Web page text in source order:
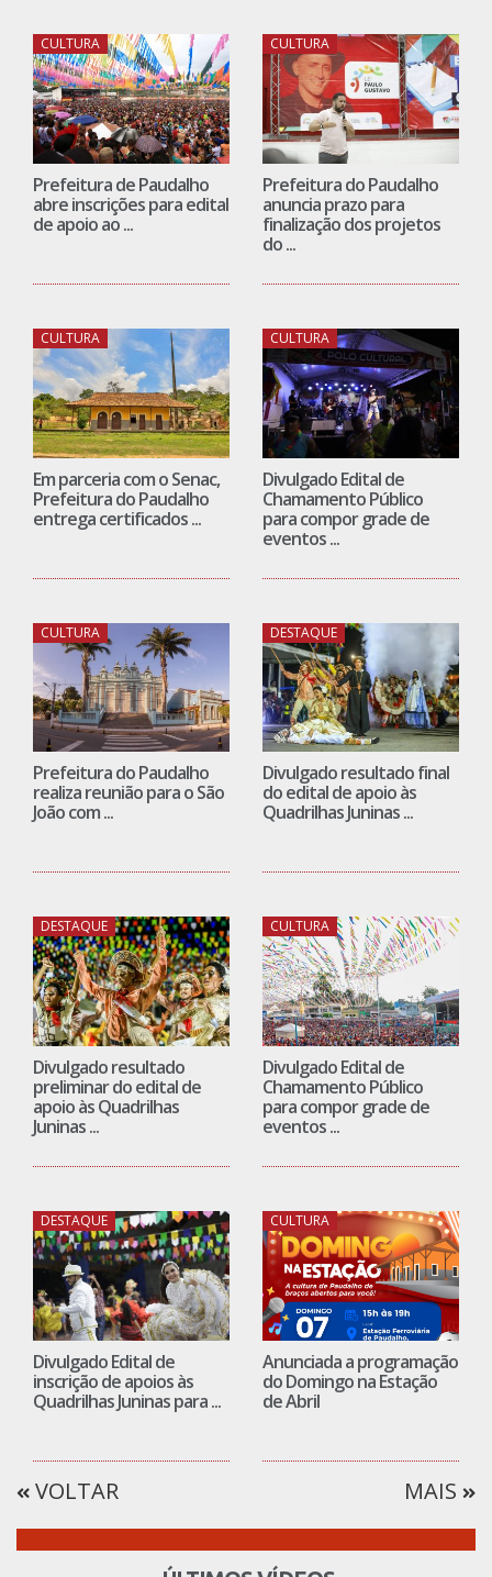
CULTURA
Prefeitura de Paudalho
abre inscrições para edital
de apoio ao ...
CULTURA
Prefeitura do Paudalho
anuncia prazo para
finalização dos projetos
do ...
CULTURA
Em parceria com o Senac,
Prefeitura do Paudalho
entrega certificados ...
CULTURA
Divulgado Edital de
Chamamento Público
para compor grade de
eventos ...
CULTURA
Prefeitura do Paudalho
realiza reunião para o São
João com ...
DESTAQUE
Divulgado resultado final
do edital de apoio às
Quadrilhas Juninas ...
DESTAQUE
Divulgado resultado
preliminar do edital de
apoio às Quadrilhas
Juninas ...
CULTURA
Divulgado Edital de
Chamamento Público
para compor grade de
eventos ...
DESTAQUE
Divulgado Edital de
inscrição de apoios às
Quadrilhas Juninas para ...
CULTURA
Anunciada a programação
do Domingo na Estação
de Abril
MAIS
VOLTAR